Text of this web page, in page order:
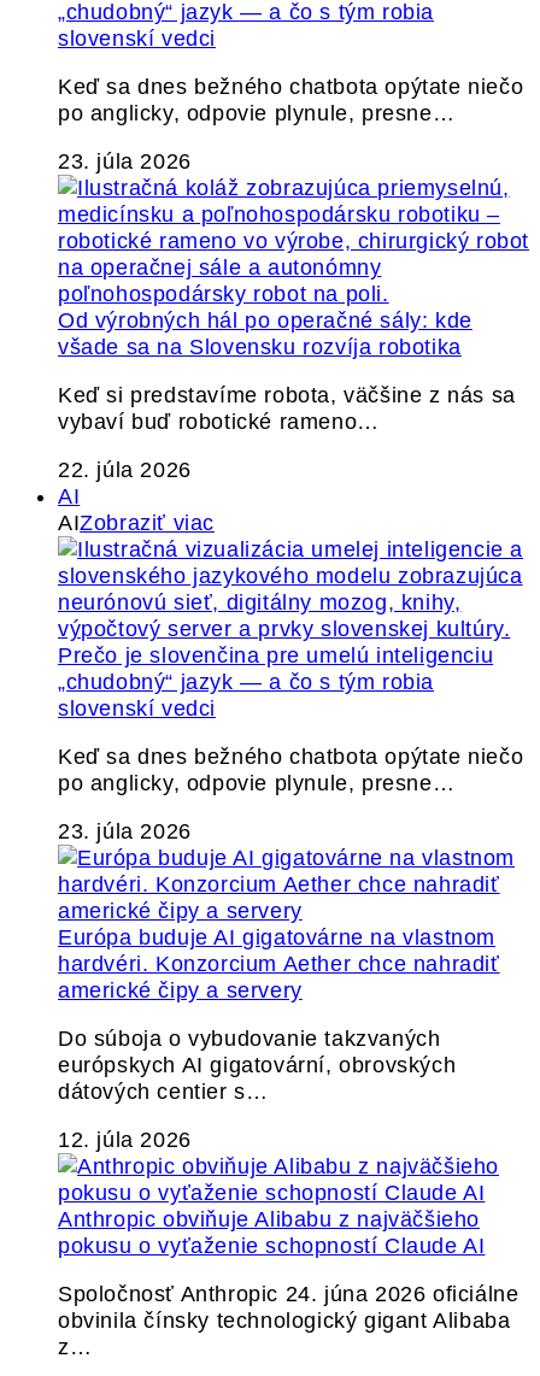
„chudobný“ jazyk — a čo s tým robia
slovenskí vedci
Keď sa dnes bežného chatbota opýtate niečo
po anglicky, odpovie plynule, presne…
23. júla 2026
Od výrobných hál po operačné sály: kde
všade sa na Slovensku rozvíja robotika
Keď si predstavíme robota, väčšine z nás sa
vybaví buď robotické rameno…
22. júla 2026
AI
AIZobraziť viac
Prečo je slovenčina pre umelú inteligenciu
„chudobný“ jazyk — a čo s tým robia
slovenskí vedci
Keď sa dnes bežného chatbota opýtate niečo
po anglicky, odpovie plynule, presne…
23. júla 2026
Európa buduje AI gigatovárne na vlastnom
hardvéri. Konzorcium Aether chce nahradiť
americké čipy a servery
Do súboja o vybudovanie takzvaných
európskych AI gigatovární, obrovských
dátových centier s…
12. júla 2026
Anthropic obviňuje Alibabu z najväčšieho
pokusu o vyťaženie schopností Claude AI
Spoločnosť Anthropic 24. júna 2026 oficiálne
obvinila čínsky technologický gigant Alibaba
z…